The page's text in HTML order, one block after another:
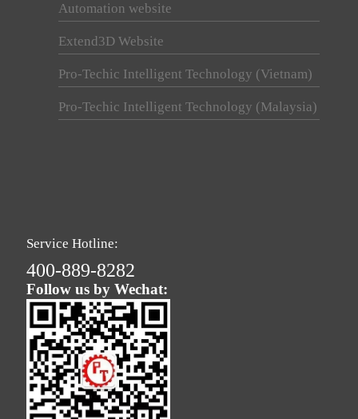
Automation website
Extend3D Website
Pro-Techic Intelligent Technology (Vietnam)
Pro-Techic Intelligent Technology (Malaysia)
Service Hotline:
400-889-8282
Follow us by Wechat: